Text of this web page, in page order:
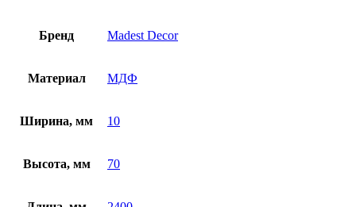
Бренд Madest Decor
Материал МДФ
Ширина, мм 10
Высота, мм 70